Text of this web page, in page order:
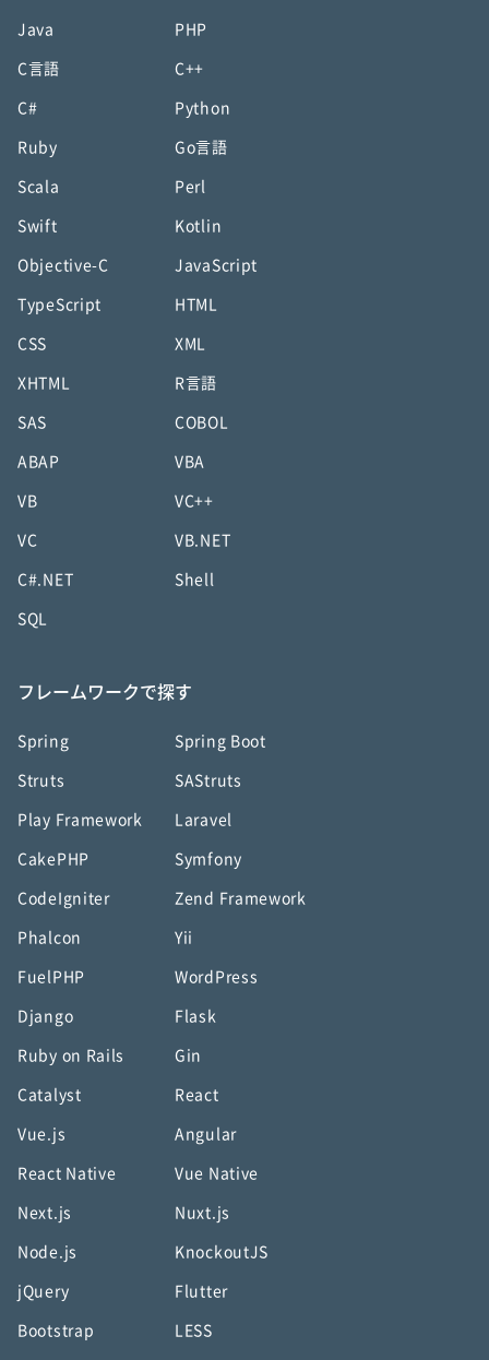
Java PHP
C言語 C++
C# Python
Ruby Go言語
Scala Perl
Swift Kotlin
Objective-C JavaScript
TypeScript HTML
CSS XML
XHTML R言語
SAS COBOL
ABAP VBA
VB VC++
VC VB.NET
C#.NET Shell
SQL
フレームワークで探す
Spring Spring Boot
Struts SAStruts
Play Framework Laravel
CakePHP Symfony
CodeIgniter Zend Framework
Phalcon Yii
FuelPHP WordPress
Django Flask
Ruby on Rails Gin
Catalyst React
Vue.js Angular
React Native Vue Native
Next.js Nuxt.js
Node.js KnockoutJS
jQuery Flutter
Bootstrap LESS